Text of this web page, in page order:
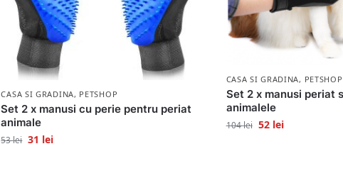
CASA SI GRADINA, PETSHOP
Set 2 x manusi cu perie pentru periat
animale
53lei 31 lei
CASA SI GRADINA, PETSHOP
Set 2 x manusi periat
animalele
104lei 52 lei